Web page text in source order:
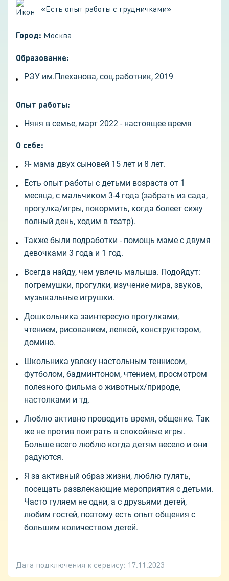
«Есть опыт работы с грудничками»
Город: Москва
Образование:
РЭУ им.Плеханова, соц.работник, 2019
Опыт работы:
Няня в семье, март 2022 - настоящее время
О себе:
Я- мама двух сыновей 15 лет и 8 лет.
Есть опыт работы с детьми возраста от 1
месяца, с мальчиком 3-4 года (забрать из сада,
прогулка/игры, покормить, когда болеет сижу
полный день, ходим в театр).
Также были подработки - помощь маме с двумя
девочками 3 года и 1 год.
Всегда найду, чем увлечь малыша. Подойдут:
погремушки, прогулки, изучение мира, звуков,
музыкальные игрушки.
Дошкольника заинтересую прогулками,
чтением, рисованием, лепкой, конструктором,
домино.
Школьника увлеку настольным теннисом,
футболом, бадминтоном, чтением, просмотром
полезного фильма о животных/природе,
настолками и тд.
Люблю активно проводить время, общение. Так
же не против поиграть в спокойные игры.
Больше всего люблю когда детям весело и они
радуются.
Я за активный образ жизни, люблю гулять,
посещать развлекающие мероприятия с детьми.
Часто гуляем не одни, а с друзьями детей,
любим гостей, поэтому есть опыт общения с
большим количеством детей.
Дата подключения к сервису: 17.11.2023